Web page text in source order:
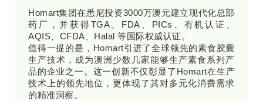
Homart集团在悉尼投资3000万澳元建立现代化总部
药厂，并获得TGA、FDA、PICs、有机认证、
AQIS、CFDA、Halal 等国际权威认证。
值得一提的是，Homart引进了全球领先的素食胶囊
生产技术，成为澳洲少数几家能够生产素食系列产
品的企业之一。这一创新不仅彰显了Homart在生产
技术上的领先地位，更体现了其对多元化消费需求
的精准洞察。